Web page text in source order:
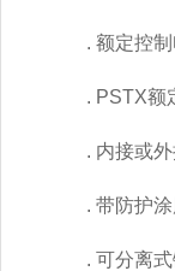
. 额定控制
. PSTX额定
. 内接或外
. 带防护涂
. 可分离式